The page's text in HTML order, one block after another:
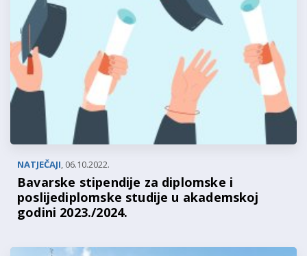
NATJEČAJI, 06.10.2022.
Bavarske stipendije za diplomske i
poslijediplomske studije u akademskoj
godini 2023./2024.